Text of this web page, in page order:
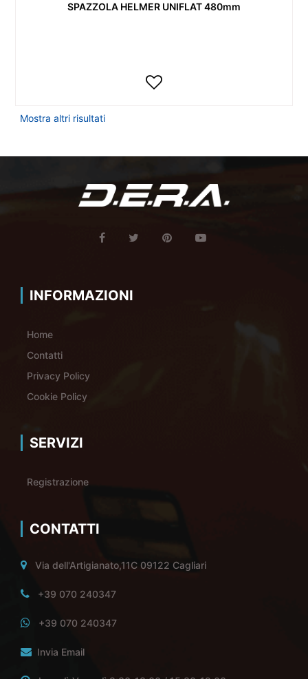
SPAZZOLA HELMER UNIFLAT 480mm
Mostra altri risultati
INFORMAZIONI
Home
Contatti
Privacy Policy
Cookie Policy
SERVIZI
Registrazione
CONTATTI
Via dell'Artigianato,11C 09122 Cagliari
+39 070 240347
+39 070 240347
Invia Email